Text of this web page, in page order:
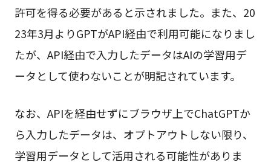
許可を得る必要があると示されました。また、20
23年3月よりGPTがAPI経由で利用可能になりまし
たが、API経由で入力したデータはAIの学習用デ
ータとして使わないことが明記されています。
なお、APIを経由せずにブラウザ上でChatGPTか
ら入力したデータは、オプトアウトしない限り、
学習用データとして活用される可能性がありま